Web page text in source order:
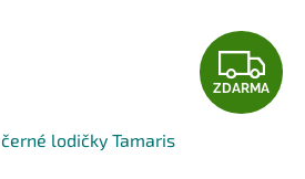
Z
D
ZDARMA
lodičky Tamaris